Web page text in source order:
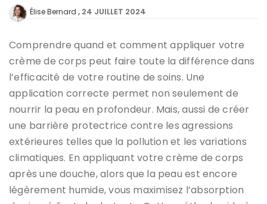
Élise Bernard 24 JUILLET 2024
Comprendre quand et comment appliquer votre
crème de corps peut faire toute la différence dans
l’efficacité de votre routine de soins. Une
application correcte permet non seulement de
nourrir la peau en profondeur. Mais, aussi de créer
une barrière protectrice contre les agressions
extérieures telles que la pollution et les variations
climatiques. En appliquant votre crème de corps
après une douche, alors que la peau est encore
légèrement humide, vous maximisez l’absorption